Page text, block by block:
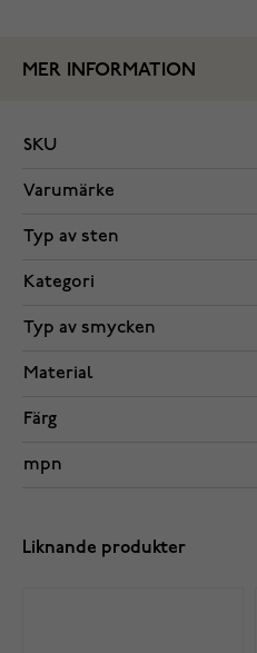
MER INFORMATION
SKU
Varumärke
Typ av sten
Kategori
Typ av smycken
Material
Färg
mpn
Liknande produkter